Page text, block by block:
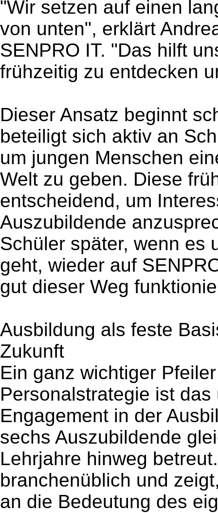
"Wir setzen auf einen
von unten", erklärt
SENPRO IT. "Das hilft
frühzeitig zu entdecken
Dieser Ansatz beginnt
beteiligt sich aktiv an
um jungen Menschen
Welt zu geben. Diese
entscheidend, um
Auszubildende
Schüler später, wenn es
geht, wieder auf
gut dieser Weg
Ausbildung als feste
Zukunft
Ein ganz wichtiger
Personalstrategie ist
Engagement in der
sechs Auszubildende
Lehrjahre hinweg
branchenüblich und
an die Bedeutung des